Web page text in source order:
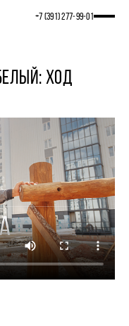
+7 (391) 277‒99‒01
ХОД